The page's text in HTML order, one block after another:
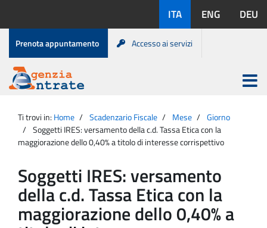
contenuto
disponibili:
ITA ENG DEU
Menu
di
servizio
Prenota appuntamento Accesso ai servizi
Agenzia
Entrate
Apri
menu
principale
Ti trovi in: Home Scadenzario Fiscale Mese
Giorno
Soggetti IRES: versamento della c.d. Tassa Etica con la
maggiorazione dello 0,40% a titolo di interesse corrispettivo
Soggetti IRES: versamento
della c.d. Tassa Etica con la
maggiorazione dello 0,40% a